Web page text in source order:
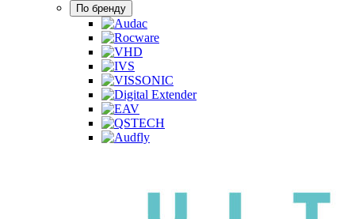
По бренду